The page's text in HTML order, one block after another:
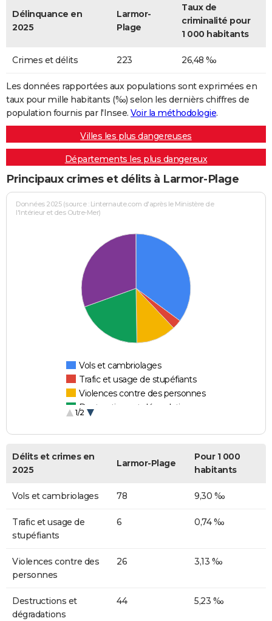
Délinquance en
2025
Larmor-
Plage
Taux de
criminalité pour
1 000 habitants
Crimes et délits 223 26,48 ‰
Les données rapportées aux populations sont exprimées en
taux pour mille habitants (‰) selon les dernièrs chiffres de
population fournis par l'Insee. Voir la méthodologie.
Villes les plus dangereuses
Départements les plus dangereux
Principaux crimes et délits à Larmor-Plage
Données 2025 (source : Linternaute.com d'après le Ministère de
l'Intérieur et des Outre-Mer)
Vols et cambriolages
Trafic et usage de stupéfiants
Violences contre des personnes
Destructions et dégradations
1/2
Délits et crimes en
2025
Larmor-Plage
Pour 1 000
habitants
Vols et cambriolages 78 9,30 ‰
Trafic et usage de
stupéfiants
6 0,74 ‰
Violences contre des
personnes
26 3,13 ‰
Destructions et
dégradations
44 5,23 ‰